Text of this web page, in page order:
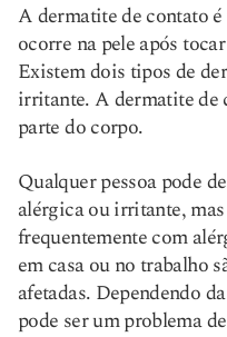
A dermatite de contato
ocorre na pele após
Existem dois tipos de
irritante. A dermatite de
parte do corpo.
Qualquer pessoa pode
alérgica ou irritante,
frequentemente com
em casa ou no trabalho
afetadas. Dependendo
pode ser um problema